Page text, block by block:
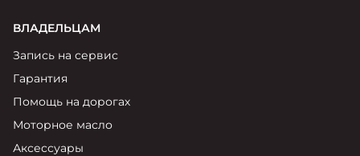
ВЛАДЕЛЬЦАМ
Запись на сервис
Гарантия
Помощь на дорогах
Моторное масло
Аксессуары